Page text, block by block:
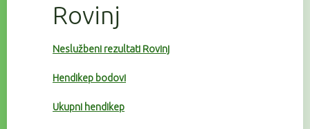
Rovinj
Neslužbeni rezultati Rovinj
Hendikep bodovi
Ukupni hendikep